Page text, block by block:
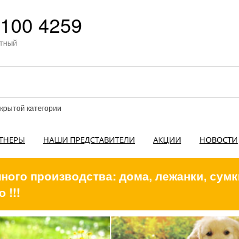
4259
категории
НАШИ ПРЕДСТАВИТЕЛИ АКЦИИ НОВОСТИ
производства: дома, лежанки,
!!!